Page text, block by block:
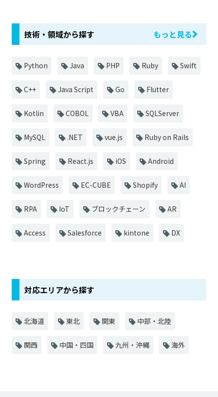
技術・領域から探す もっと見る
Python Java PHP Ruby Swift
C++ Java Script Go Flutter
Kotlin COBOL VBA SQLServer
MySQL .NET vue.js Ruby on Rails
Spring React.js iOS Android
WordPress EC-CUBE Shopify AI
RPA IoT ブロックチェーン AR
Access Salesforce kintone DX
対応エリアから探す
北海道 東北 関東 中部・北陸
関西 中国・四国 九州・沖縄 海外